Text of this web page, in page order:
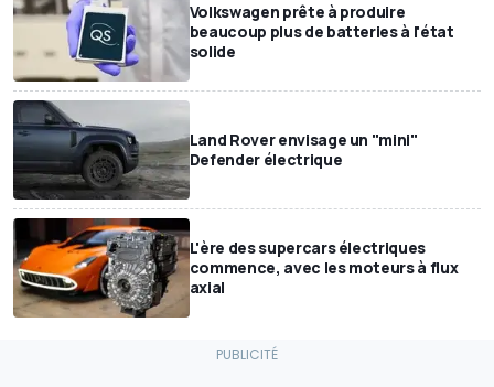
Volkswagen prête à produire
beaucoup plus de batteries à l'état
solide
Land Rover envisage un "mini"
Defender électrique
L'ère des supercars électriques
commence, avec les moteurs à flux
axial